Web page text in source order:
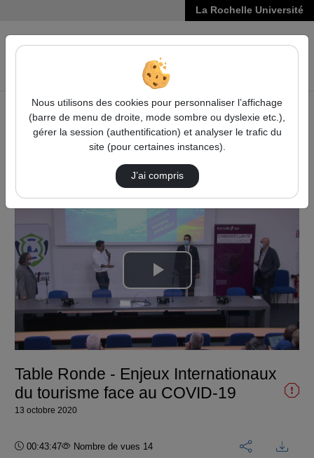
La Rochelle Université
VIDÉOS
Accueil
Sciences, Technologies, Santé
CMCS 2020 : le tourisme, votre saison touristique sans
attaques, sans arnaques
Table Ronde - Enjeux Internationaux Du Touri…
Lire
la
vidéo
Table Ronde - Enjeux Internationaux
du tourisme face au COVID-19
13 octobre 2020
Durée :
00:43:47 Nombre de vues 14
Nous utilisons des cookies pour personnaliser l’affichage
(barre de menu de droite, mode sombre ou dyslexie etc.),
gérer la session (authentification) et analyser le trafic du
site (pour certaines instances).
J’ai compris